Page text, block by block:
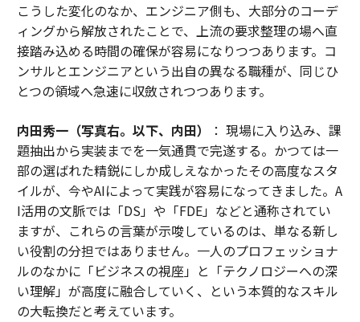
こうした変化のなか、エンジニア側も、大部分のコーデ
ィングから解放されたことで、上流の要求整理の場へ直
接踏み込める時間の確保が容易になりつつあります。コ
ンサルとエンジニアという出自の異なる職種が、同じひ
とつの領域へ急速に収斂されつつあります。
内田秀一（写真右。以下、内田）
： 現場に入り込み、課
題抽出から実装までを一気通貫で完遂する。かつては一
部の選ばれた精鋭にしか成しえなかったその高度なスタ
イルが、今やAIによって実践が容易になってきました。A
I活用の文脈では「DS」や「FDE」などと通称されてい
ますが、これらの言葉が示唆しているのは、単なる新し
い役割の分担ではありません。一人のプロフェッショナ
ルのなかに「ビジネスの視座」と「テクノロジーへの深
い理解」が高度に融合していく、という本質的なスキル
の大転換だと考えています。